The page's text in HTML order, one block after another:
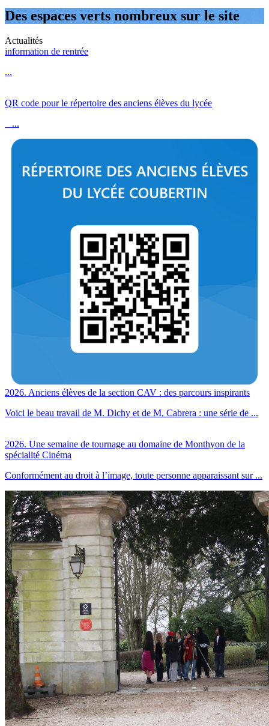
Des espaces verts nombreux sur le site
Actualités
information de rentrée
...
QR code pour le répertoire des anciens élèves du lycée
...
2026. Anciens élèves de la section CAV : des parcours inspirants
Voici le beau travail de M. Dichy et de M. Cabrera : une série de ...
2026. Une semaine de tournage au domaine de Monthyon de la
spécialité Cinéma
Conformément au droit à l’image, toute personne apparaissant sur ...